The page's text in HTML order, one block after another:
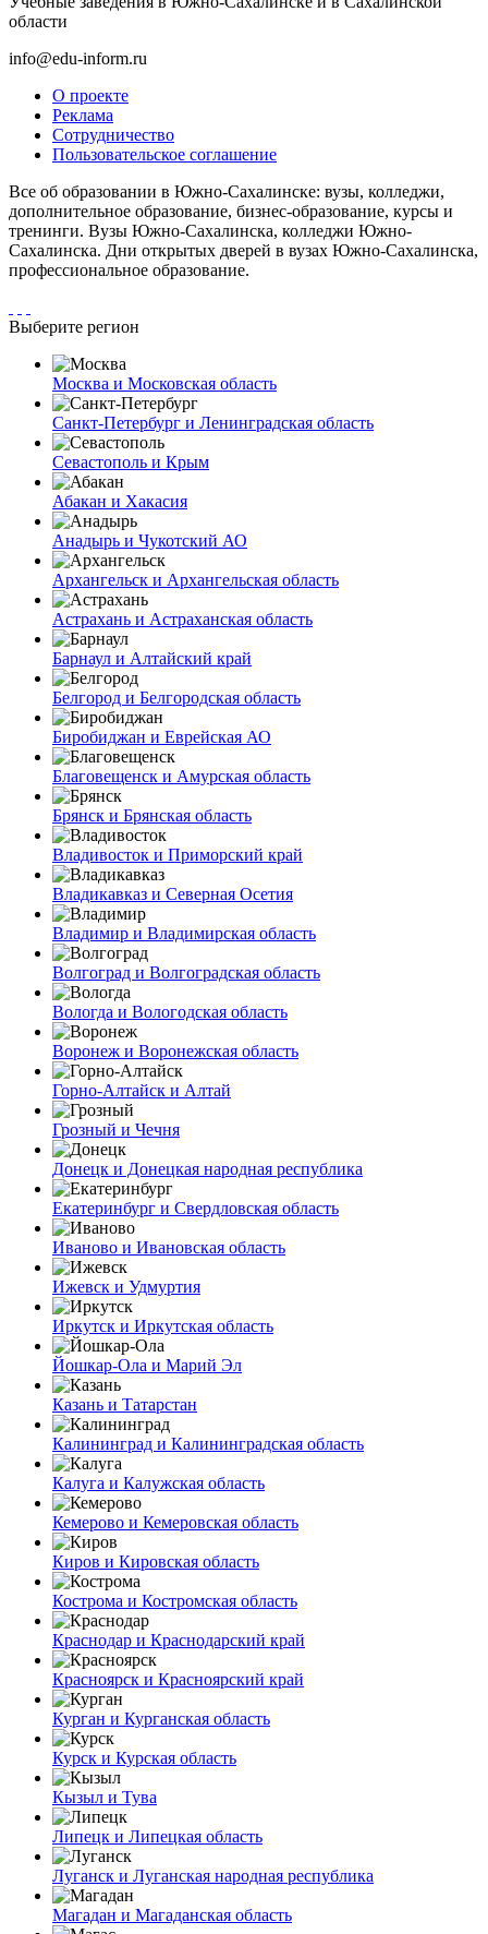
области
info@edu-inform.ru
О проекте
Реклама
Сотрудничество
Пользовательское соглашение
Все об образовании в Южно-Сахалинске: вузы, колледжи,
дополнительное образование, бизнес-образование, курсы и
тренинги. Вузы Южно-Сахалинска, колледжи Южно-
Сахалинска. Дни открытых дверей в вузах Южно-Сахалинска,
профессиональное образование.
Выберите регион
Москва и Московская область
Санкт-Петербург и Ленинградская область
Севастополь и Крым
Абакан и Хакасия
Анадырь и Чукотский АО
Архангельск и Архангельская область
Астрахань и Астраханская область
Барнаул и Алтайский край
Белгород и Белгородская область
Биробиджан и Еврейская АО
Благовещенск и Амурская область
Брянск и Брянская область
Владивосток и Приморский край
Владикавказ и Северная Осетия
Владимир и Владимирская область
Волгоград и Волгоградская область
Вологда и Вологодская область
Воронеж и Воронежская область
Горно-Алтайск и Алтай
Грозный и Чечня
Донецк и Донецкая народная республика
Екатеринбург и Свердловская область
Иваново и Ивановская область
Ижевск и Удмуртия
Иркутск и Иркутская область
Йошкар-Ола и Марий Эл
Казань и Татарстан
Калининград и Калининградская область
Калуга и Калужская область
Кемерово и Кемеровская область
Киров и Кировская область
Кострома и Костромская область
Краснодар и Краснодарский край
Красноярск и Красноярский край
Курган и Курганская область
Курск и Курская область
Кызыл и Тува
Липецк и Липецкая область
Луганск и Луганская народная республика
Магадан и Магаданская область